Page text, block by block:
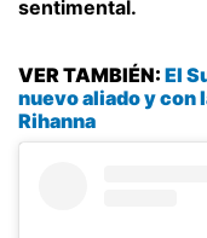
sentimental.
VER TAMBIÉN: El
nuevo aliado y con
Rihanna